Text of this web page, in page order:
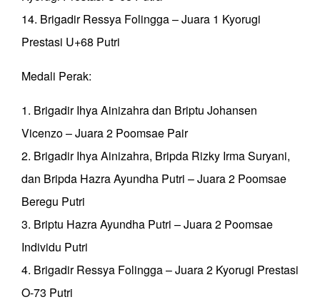
14. Brigadir Ressya Folingga – Juara 1 Kyorugi
Prestasi U+68 Putri
Medali Perak:
1. Brigadir Ihya Ainizahra dan Briptu Johansen
Vicenzo – Juara 2 Poomsae Pair
2. Brigadir Ihya Ainizahra, Bripda Rizky Irma Suryani,
dan Bripda Hazra Ayundha Putri – Juara 2 Poomsae
Beregu Putri
3. Briptu Hazra Ayundha Putri – Juara 2 Poomsae
Individu Putri
4. Brigadir Ressya Folingga – Juara 2 Kyorugi Prestasi
O-73 Putri